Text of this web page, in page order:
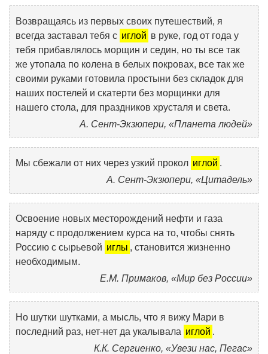
Возвращаясь из первых своих путешествий, я
всегда заставал тебя с иглой в руке, год от года у
тебя прибавлялось морщин и седин, но ты все так
же утопала по колена в белых покровах, все так же
своими руками готовила простыни без складок для
наших постелей и скатерти без морщинки для
нашего стола, для праздников хрусталя и света.
А. Сент-Экзюпери, «Планета людей»
Мы сбежали от них через узкий прокол иглой .
А. Сент-Экзюпери, «Цитадель»
Освоение новых месторождений нефти и газа
наряду с продолжением курса на то, чтобы снять
Россию с сырьевой иглы , становится жизненно
необходимым.
Е.М. Примаков, «Мир без России»
Но шутки шутками, а мысль, что я вижу Мари в
последний раз, нет-нет да укалывала иглой .
К.К. Сергиенко, «Увези нас, Пегас»